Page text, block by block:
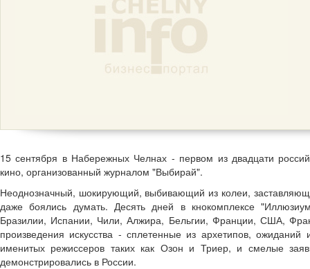
15 сентября в Набережных Челнах - первом из двадцати
кино, организованный журналом "Выбирай".
Неоднозначный, шокирующий, выбивающий из колеи,
даже боялись думать. Десять дней в кнокомплексе
Бразилии, Испании, Чили, Алжира, Бельгии, Франции, США,
произведения искусства - сплетенные из архетипов,
именитых режиссеров таких как Озон и Триер, и смелые
демонстрировались в России.